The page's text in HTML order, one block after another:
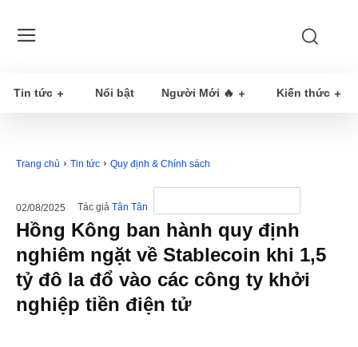
Tin tức Nổi bật Người Mới 🔥 Kiến thức
Trang chủ Tin tức Quy định & Chính sách
02/08/2025 Tác giả Tân Tân
Hồng Kông ban hành quy định
nghiêm ngặt về Stablecoin khi 1,5
tỷ đô la đổ vào các công ty khởi
nghiệp tiền điện tử